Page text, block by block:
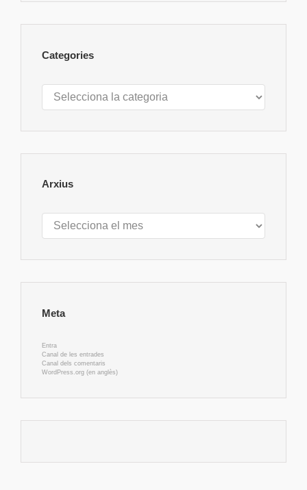
Categories
Categories
Arxius
Arxius
Meta
Entra
Canal de les entrades
Canal dels comentaris
WordPress.org (en anglès)